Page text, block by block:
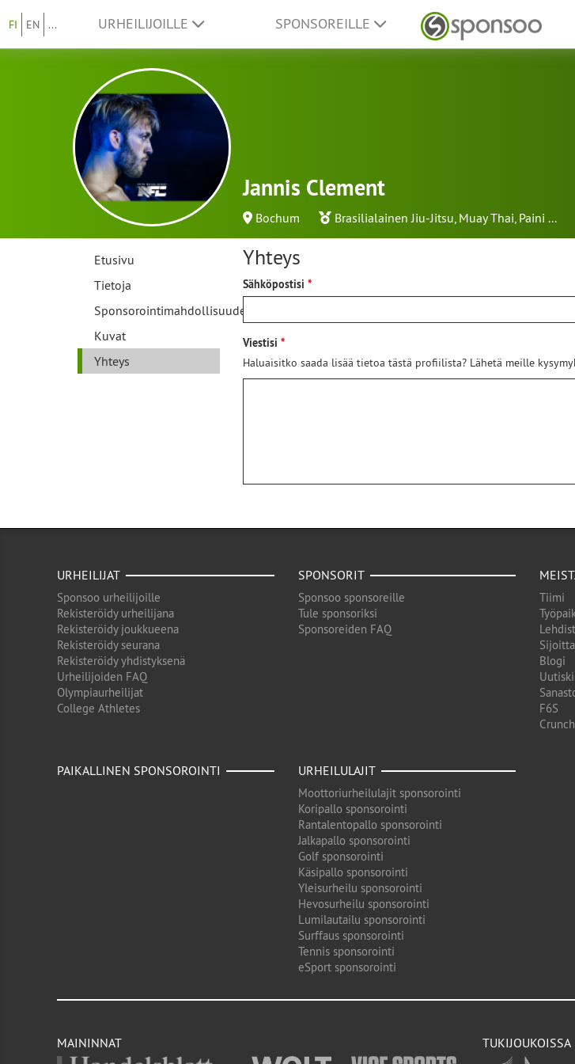
FI EN ... URHEILIJOILLE SPONSOREILLE
Jannis Clement
Bochum Brasilialainen Jiu-Jitsu, Muay Thai, Paini ...
Etusivu
Tietoja
Sponsorointimahdollisuudet
Kuvat
Yhteys
Yhteys
Sähköpostisi
Viestisi
Haluaisitko saada lisää tietoa tästä profiilista? Lähetä meille
URHEILIJAT
Sponsoo urheilijoille
Rekisteröidy urheilijana
Rekisteröidy joukkueena
Rekisteröidy seurana
Rekisteröidy yhdistyksenä
Urheilijoiden FAQ
Olympiaurheilijat
College Athletes
SPONSORIT
Sponsoo sponsoreille
Tule sponsoriksi
Sponsoreiden FAQ
Tiimi
Blogi
F6S
PAIKALLINEN SPONSOROINTI URHEILULAJIT
Moottoriurheilulajit sponsorointi
Koripallo sponsorointi
Rantalentopallo sponsorointi
Jalkapallo sponsorointi
Golf sponsorointi
Käsipallo sponsorointi
Yleisurheilu sponsorointi
Hevosurheilu sponsorointi
Lumilautailu sponsorointi
Surffaus sponsorointi
Tennis sponsorointi
eSport sponsorointi
MAININNAT TUKIJOUKOISSA